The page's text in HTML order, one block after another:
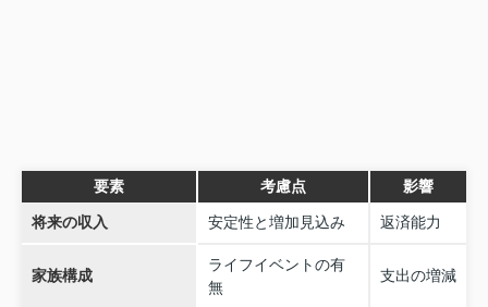
要素 考慮点 影響
将来の収入 安定性と増加見込み 返済能力
家族構成
ライフイベントの有
無
支出の増減